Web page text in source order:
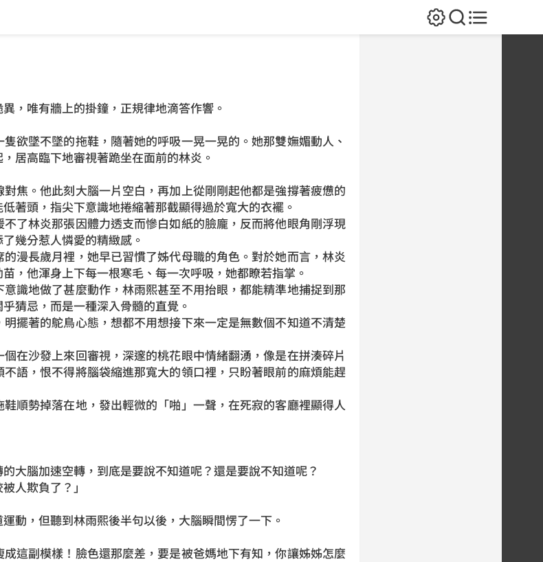
，唯有牆上的掛鐘，正規律地滴答作響。
欲墜不墜的拖鞋，隨著她的呼吸一晃一晃的。她那雙嫵媚動人、
居高臨下地審視著跪坐在面前的林炎。
焦。他此刻大腦一片空白，再加上從剛剛起他都是強撐著疲憊的
著頭，指尖下意識地捲縮著那截顯得過於寬大的衣襬。
了林炎那張因體力透支而慘白如紙的臉龐，反而將他眼角剛浮現
幾分惹人憐愛的精緻感。
漫長歲月裡，她早已習慣了姊代母職的角色。對於她而言，林炎
，他渾身上下每一根寒毛、每一次呼吸，她都瞭若指掌。
識地做了甚麼動作，林雨熙甚至不用抬眼，都能精準地捕捉到那
猜忌，而是一種深入骨髓的直覺。
擺著的鴕鳥心態，想都不用想接下來一定是無數個不知道不清楚
在沙發上來回審視，深邃的桃花眼中情緒翻湧，像是在拼湊碎片
語，恨不得將腦袋縮進那寬大的領口裡，只盼著眼前的麻煩能趕
順勢掉落在地，發出輕微的「啪」一聲，在死寂的客廳裡顯得人
大腦加速空轉，到底是要說不知道呢？還是要說不知道呢？
人欺負了？」
動，但聽到林雨熙後半句以後，大腦瞬間愣了一下。
成這副模樣！臉色還那麼差，要是被爸媽地下有知，你讓姊姊怎麼